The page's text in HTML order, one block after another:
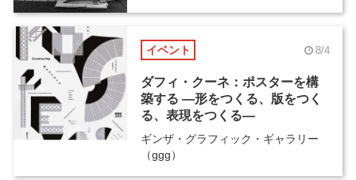
イベント 8/4
ダフィ・クーネ：ポスターを構
築する ―形をつくる、版をつく
る、表現をつくる―
ギンザ・グラフィック・ギャラリー
（ggg）